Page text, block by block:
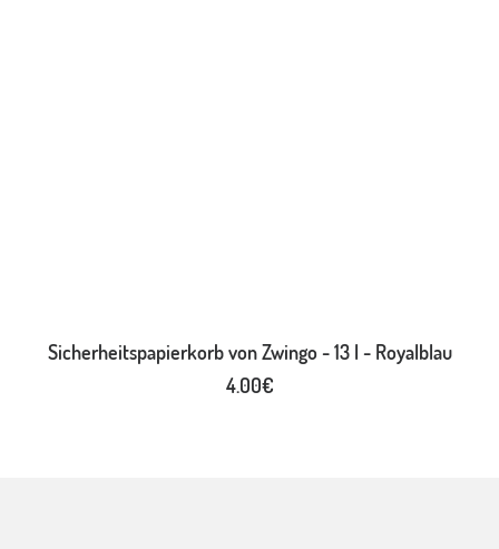
IN DEN WARENKORB
Sicherheitspapierkorb von Zwingo - 13 l - Royalblau
4.00€